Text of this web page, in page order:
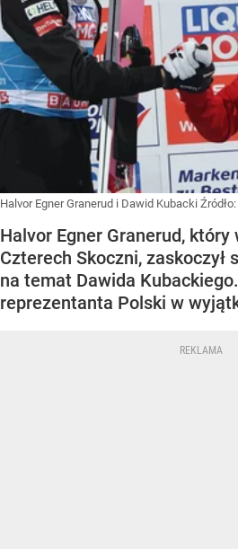
Halvor Egner Granerud i Dawid Kubacki Źródło:
Halvor Egner Granerud, który
Czterech Skoczni, zaskoczył
na temat Dawida
reprezentanta Polski w